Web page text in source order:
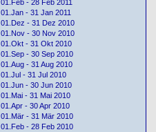
01.Feb - 28 Feb 2011
01.Jan - 31 Jan 2011
01.Dez - 31 Dez 2010
01.Nov - 30 Nov 2010
01.Okt - 31 Okt 2010
01.Sep - 30 Sep 2010
01.Aug - 31 Aug 2010
01.Jul - 31 Jul 2010
01.Jun - 30 Jun 2010
01.Mai - 31 Mai 2010
01.Apr - 30 Apr 2010
01.Mär - 31 Mär 2010
01.Feb - 28 Feb 2010